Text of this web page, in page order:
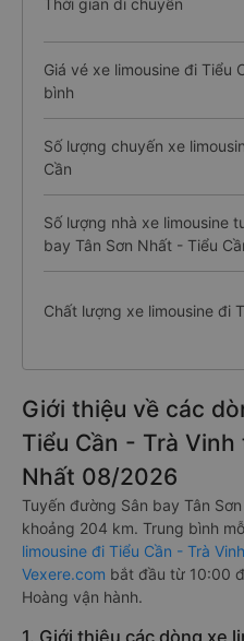
Thời gian di chuyển
Giá vé xe limousine đi Tiểu
bình
Số lượng chuyến xe
Cần
Số lượng nhà xe limousine
bay Tân Sơn Nhất - Tiểu
Chất lượng xe limousine đi
Giới thiệu về các
Tiểu Cần - Trà
Nhất 08/2026
Tuyến đường Sân bay Tân
khoảng 204 km. Trung bình
limousine đi Tiểu Cần - Trà
Vexere.com bắt đầu từ 10:00
Hoàng vận hành.
1. Giới thiệu các dòng xe